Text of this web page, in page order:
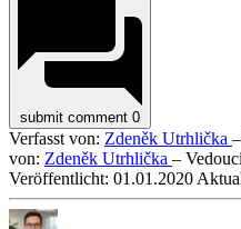
submit comment 0
Verfasst von: Zdeněk Utrhlička
von: Zdeněk Utrhlička –
Veröffentlicht: 01.01.2020